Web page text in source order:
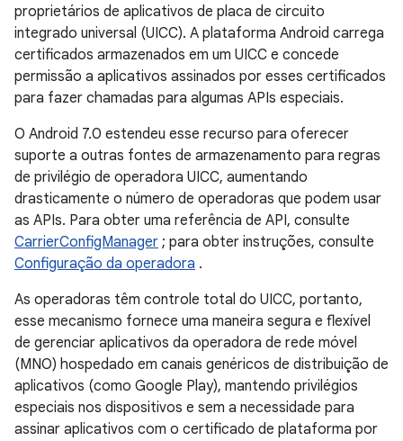
proprietários de aplicativos de placa de circuito
integrado universal (UICC). A plataforma Android carrega
certificados armazenados em um UICC e concede
permissão a aplicativos assinados por esses certificados
para fazer chamadas para algumas APIs especiais.
O Android 7.0 estendeu esse recurso para oferecer
suporte a outras fontes de armazenamento para regras
de privilégio de operadora UICC, aumentando
drasticamente o número de operadoras que podem usar
as APIs. Para obter uma referência de API, consulte
CarrierConfigManager ; para obter instruções, consulte
Configuração da operadora .
As operadoras têm controle total do UICC, portanto,
esse mecanismo fornece uma maneira segura e flexível
de gerenciar aplicativos da operadora de rede móvel
(MNO) hospedado em canais genéricos de distribuição de
aplicativos (como Google Play), mantendo privilégios
especiais nos dispositivos e sem a necessidade para
assinar aplicativos com o certificado de plataforma por